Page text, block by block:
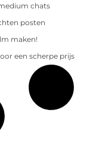
chats
posten
maken!
een scherpe prijs